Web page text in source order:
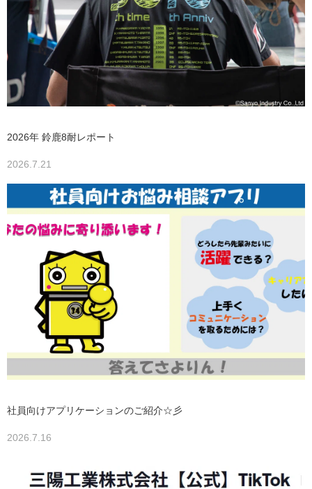
2026年 鈴鹿8耐レポート
2026.7.21
社員向けアプリケーションのご紹介☆彡
2026.7.16